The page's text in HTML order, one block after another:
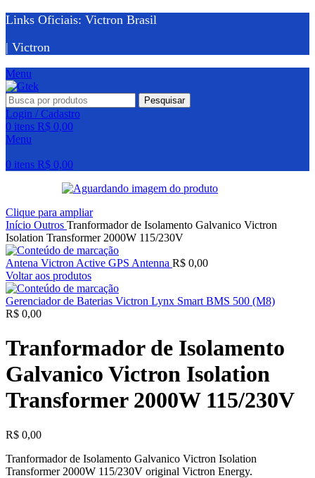
Links Oficiais: Victron Brasil
| Victron
Menu
Pesquisar
Login / Cadastro
0 itens R$ 0,00
Menu
0 itens R$ 0,00
Clique para ampliar
Início Outros Tranformador de Isolamento Galvanico Victron
Isolation Transformer 2000W 115/230V
Antena Victron Active GPS Antenna R$ 0,00
Voltar aos produtos
Gerenciador de Baterias Victron Lynx Smart BMS 500 (M8)
R$ 0,00
Tranformador de Isolamento
Galvanico Victron Isolation
Transformer 2000W 115/230V
R$ 0,00
Tranformador de Isolamento Galvanico Victron Isolation
Transformer 2000W 115/230V original Victron Energy.